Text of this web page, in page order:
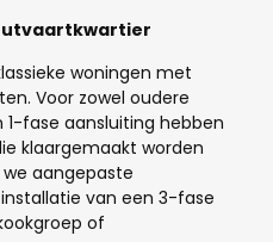
woningen met
Voor zowel oudere
fase aansluiting hebben
klaargemaakt worden
aangepaste
van een 3-fase
of